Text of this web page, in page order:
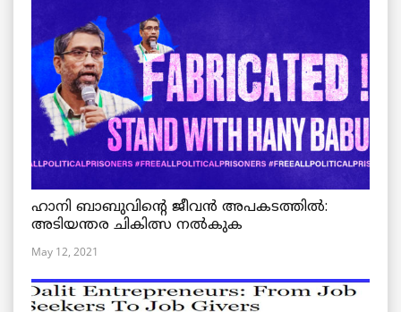
ഹാനി ബാബുവിന്റെ ജീവൻ അപകടത്തിൽ:
അടിയന്തര ചികിത്സ നൽകുക
May 12, 2021